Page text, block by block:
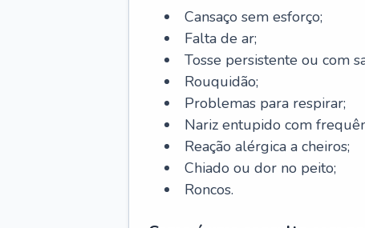
Cansaço sem esforço;
Falta de ar;
Tosse persistente ou com
Rouquidão;
Problemas para respirar;
Nariz entupido com
Reação alérgica a cheiros;
Chiado ou dor no peito;
Roncos.